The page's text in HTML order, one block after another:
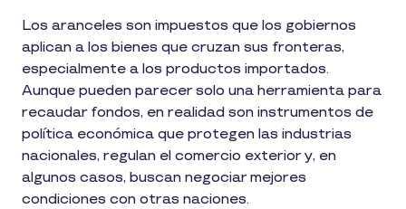
Los aranceles son impuestos que los gobiernos
aplican a los bienes que cruzan sus fronteras,
especialmente a los productos importados.
Aunque pueden parecer solo una herramienta para
recaudar fondos, en realidad son instrumentos de
política económica que protegen las industrias
nacionales, regulan el comercio exterior y, en
algunos casos, buscan negociar mejores
condiciones con otras naciones.